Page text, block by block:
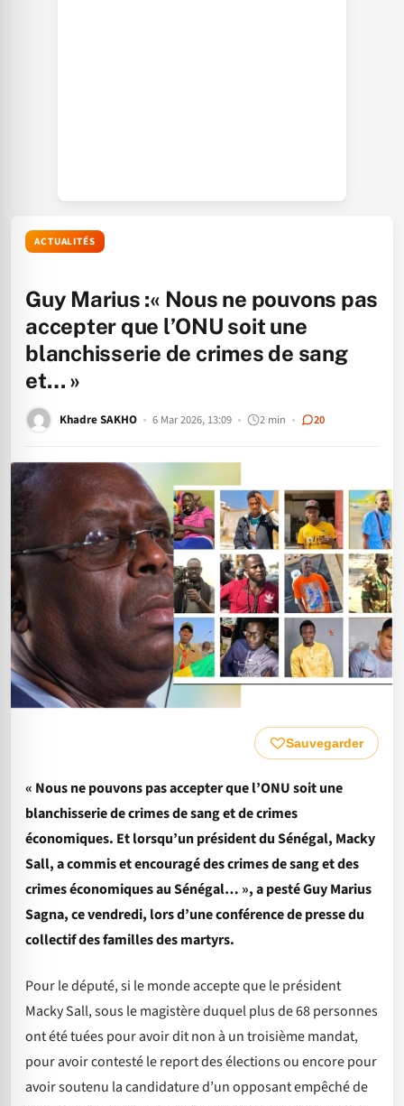
ACTUALITÉS
Guy Marius :« Nous ne pouvons pas
accepter que l’ONU soit une
blanchisserie de crimes de sang
et… »
Khadre SAKHO 6 Mar 2026, 13:09 2 min 20
Sauvegarder
« Nous ne pouvons pas accepter que l’ONU soit une
blanchisserie de crimes de sang et de crimes
économiques. Et lorsqu’un président du Sénégal, Macky
Sall, a commis et encouragé des crimes de sang et des
crimes économiques au Sénégal… », a pesté Guy Marius
Sagna, ce vendredi, lors d’une conférence de presse du
collectif des familles des martyrs.
Pour le député, si le monde accepte que le président
Macky Sall, sous le magistère duquel plus de 68 personnes
ont été tuées pour avoir dit non à un troisième mandat,
pour avoir contesté le report des élections ou encore pour
avoir soutenu la candidature d’un opposant empêché de